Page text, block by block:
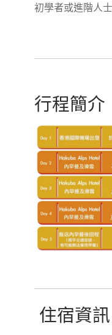
初學者或進階人
行程簡介
住宿資訊